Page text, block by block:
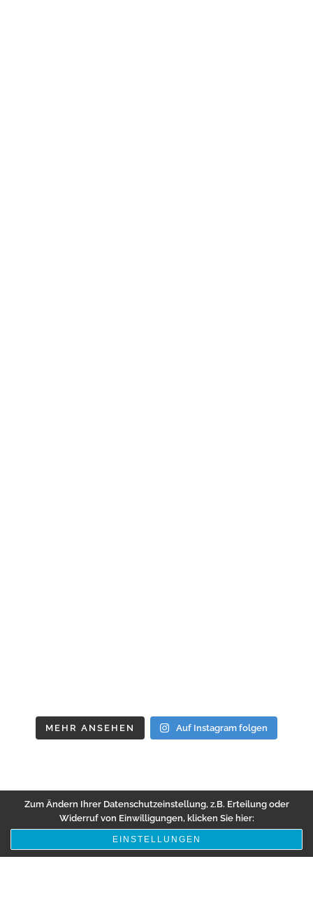
MEHR ANSEHEN Auf Instagram folgen
Zum Ändern Ihrer Datenschutzeinstellung, z.B. Erteilung oder
Widerruf von Einwilligungen, klicken Sie hier:
EINSTELLUNGEN